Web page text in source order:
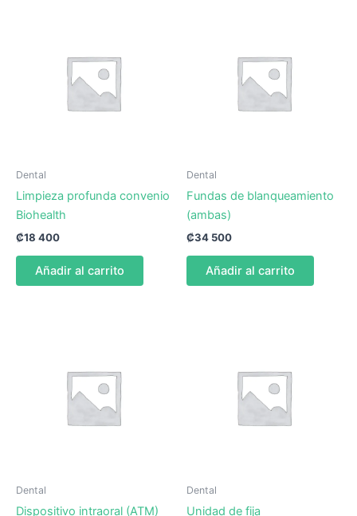
Dental
Limpieza profunda convenio
Biohealth
₡18 400
Añadir al carrito
Dental
Fundas de blanqueamiento
(ambas)
₡34 500
Añadir al carrito
Dental
Dispositivo intraoral (ATM)
Dental
Unidad de fija